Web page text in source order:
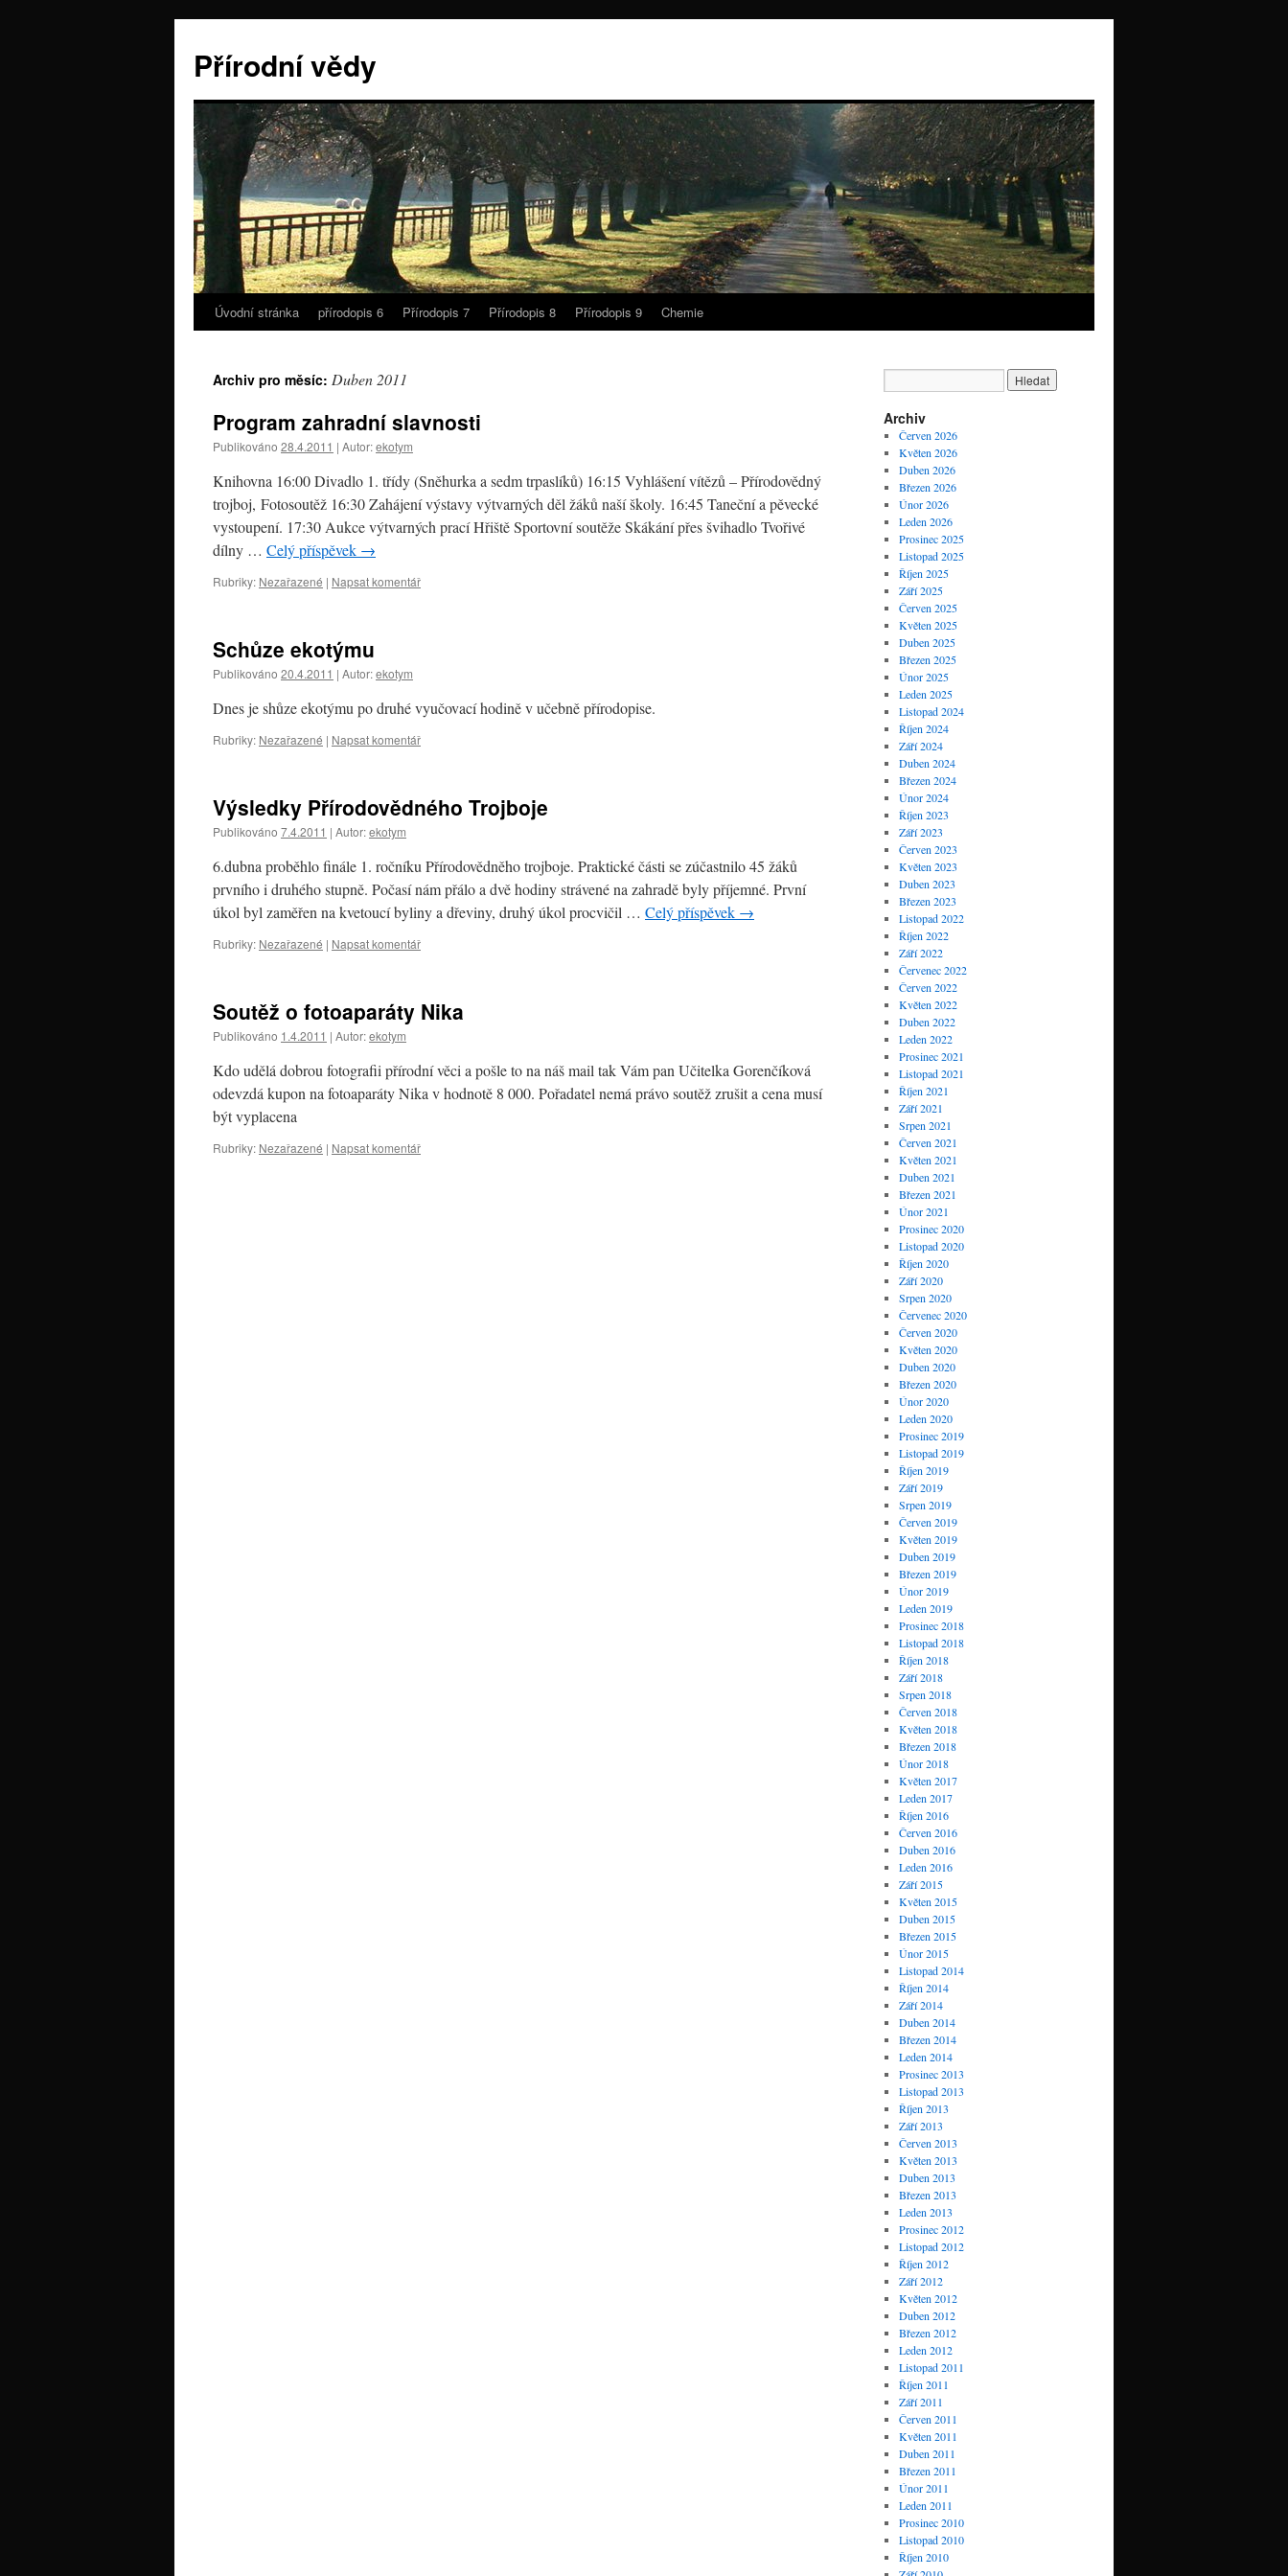
Přírodní vědy
Úvodní stránka přírodopis 6 Přírodopis 7 Přírodopis 8 Přírodopis 9 Chemie
Archiv pro měsíc: Duben 2011
Program zahradní slavnosti
Publikováno 28.4.2011 | Autor:ekotym
Knihovna 16:00 Divadlo 1. třídy (Sněhurka a sedm trpaslíků) 16:15 Vyhlášení vítězů – Přírodovědný
trojboj, Fotosoutěž 16:30 Zahájení výstavy výtvarných děl žáků naší školy. 16:45 Taneční a pěvecké
vystoupení. 17:30 Aukce výtvarných prací Hřiště Sportovní soutěže Skákání přes švihadlo Tvořivé
dílny … Celý příspěvek →
Rubriky: Nezařazené | Napsat komentář
Schůze ekotýmu
Publikováno 20.4.2011 | Autor:ekotym
Dnes je shůze ekotýmu po druhé vyučovací hodině v učebně přírodopise.
Rubriky: Nezařazené | Napsat komentář
Výsledky Přírodovědného Trojboje
Publikováno 7.4.2011 | Autor:ekotym
6.dubna proběhlo finále 1. ročníku Přírodovědněho trojboje. Praktické části se zúčastnilo 45 žáků
prvního i druhého stupně. Počasí nám přálo a dvě hodiny strávené na zahradě byly příjemné. První
úkol byl zaměřen na kvetoucí byliny a dřeviny, druhý úkol procvičil … Celý příspěvek →
Rubriky: Nezařazené | Napsat komentář
Soutěž o fotoaparáty Nika
Publikováno 1.4.2011 | Autor:ekotym
Kdo udělá dobrou fotografii přírodní věci a pošle to na náš mail tak Vám pan Učitelka Gorenčíková
odevzdá kupon na fotoaparáty Nika v hodnotě 8 000. Pořadatel nemá právo soutěž zrušit a cena musí
být vyplacena
Rubriky: Nezařazené | Napsat komentář
Archiv
Červen 2026
Květen 2026
Duben 2026
Březen 2026
Únor 2026
Leden 2026
Prosinec 2025
Listopad 2025
Říjen 2025
Září 2025
Červen 2025
Květen 2025
Duben 2025
Březen 2025
Únor 2025
Leden 2025
Listopad 2024
Říjen 2024
Září 2024
Duben 2024
Březen 2024
Únor 2024
Říjen 2023
Září 2023
Červen 2023
Květen 2023
Duben 2023
Březen 2023
Listopad 2022
Říjen 2022
Září 2022
Červenec 2022
Červen 2022
Květen 2022
Duben 2022
Leden 2022
Prosinec 2021
Listopad 2021
Říjen 2021
Září 2021
Srpen 2021
Červen 2021
Květen 2021
Duben 2021
Březen 2021
Únor 2021
Prosinec 2020
Listopad 2020
Říjen 2020
Září 2020
Srpen 2020
Červenec 2020
Červen 2020
Květen 2020
Duben 2020
Březen 2020
Únor 2020
Leden 2020
Prosinec 2019
Listopad 2019
Říjen 2019
Září 2019
Srpen 2019
Červen 2019
Květen 2019
Duben 2019
Březen 2019
Únor 2019
Leden 2019
Prosinec 2018
Listopad 2018
Říjen 2018
Září 2018
Srpen 2018
Červen 2018
Květen 2018
Březen 2018
Únor 2018
Květen 2017
Leden 2017
Říjen 2016
Červen 2016
Duben 2016
Leden 2016
Září 2015
Květen 2015
Duben 2015
Březen 2015
Únor 2015
Listopad 2014
Říjen 2014
Září 2014
Duben 2014
Březen 2014
Leden 2014
Prosinec 2013
Listopad 2013
Říjen 2013
Září 2013
Červen 2013
Květen 2013
Duben 2013
Březen 2013
Leden 2013
Prosinec 2012
Listopad 2012
Říjen 2012
Září 2012
Květen 2012
Duben 2012
Březen 2012
Leden 2012
Listopad 2011
Říjen 2011
Září 2011
Červen 2011
Květen 2011
Duben 2011
Březen 2011
Únor 2011
Leden 2011
Prosinec 2010
Listopad 2010
Říjen 2010